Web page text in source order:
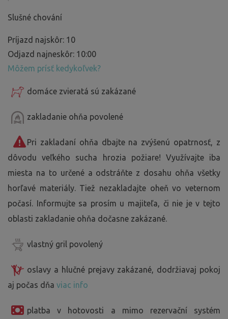
Slušné chování
Príjazd najskôr: 10
Odjazd najneskôr: 10:00
Môžem prísť kedykoľvek?
domáce zvieratá sú zakázané
zakladanie ohňa povolené
Pri zakladaní ohňa dbajte na zvýšenú opatrnosť, z
dôvodu veľkého sucha hrozia požiare! Využívajte iba
miesta na to určené a odstráňte z dosahu ohňa všetky
horľavé materiály. Tiež nezakladajte oheň vo veternom
počasí. Informujte sa prosím u majiteľa, či nie je v tejto
oblasti zakladanie ohňa dočasne zakázané.
vlastný gril povolený
oslavy a hlučné prejavy zakázané, dodržiavaj pokoj
aj počas dňa viac info
platba v hotovosti a mimo rezervační systém